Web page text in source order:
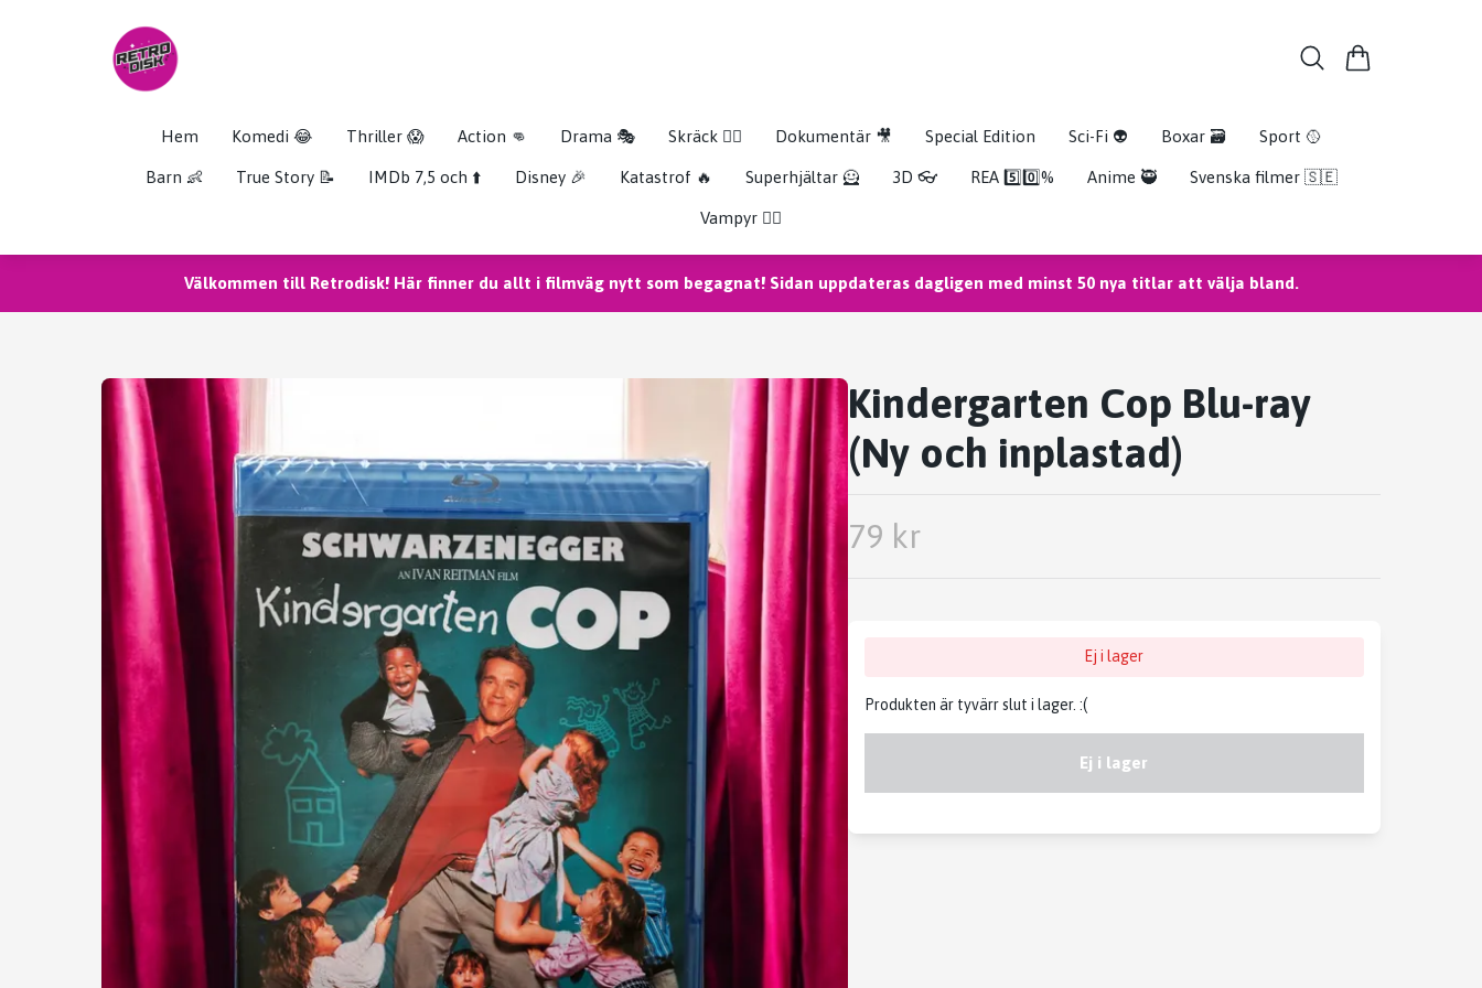
Hem Komedi 😂 Thriller 😱 Action 👊 Drama 🎭 Skräck 🧟‍♂️ Dokumentär 🎥 Special Edition Sci-Fi 👽 Boxar 🗃️ Sport 🥎
Barn 👶 True Story 📝 IMDb 7,5 och ⬆️ Disney 🎉 Katastrof 🔥 Superhjältar 🦸 3D 👓 REA 5️⃣0️⃣% Anime 🥷 Svenska filmer 🇸🇪
Vampyr 🧛‍♀️
Välkommen till Retrodisk! Här finner du allt i filmväg nytt som begagnat! Sidan uppdateras dagligen med minst 50 nya titlar att välja bland.
Kindergarten Cop Blu-ray
(Ny och inplastad)
79 kr
Ej i lager
Produkten är tyvärr slut i lager. :(
Ej i lager